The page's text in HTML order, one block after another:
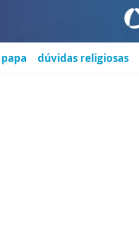
papa dúvidas religiosas